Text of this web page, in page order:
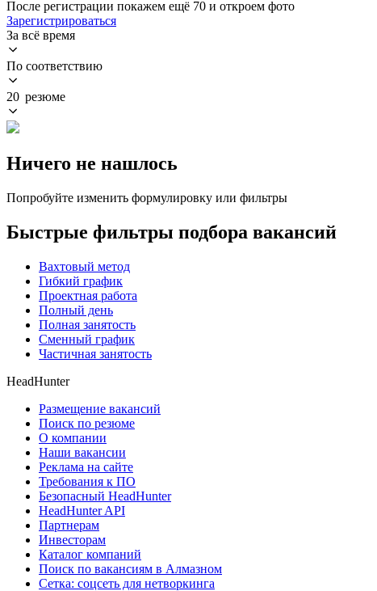
После регистрации покажем ещё 70 и откроем фото
Зарегистрироваться
За всё время
По соответствию
20 резюме
Ничего не нашлось
Попробуйте изменить формулировку или фильтры
Быстрые фильтры подбора вакансий
Вахтовый метод
Гибкий график
Проектная работа
Полный день
Полная занятость
Сменный график
Частичная занятость
HeadHunter
Размещение вакансий
Поиск по резюме
О компании
Наши вакансии
Реклама на сайте
Требования к ПО
Безопасный HeadHunter
HeadHunter API
Партнерам
Инвесторам
Каталог компаний
Поиск по вакансиям в Алмазном
Сетка: соцсеть для нетворкинга